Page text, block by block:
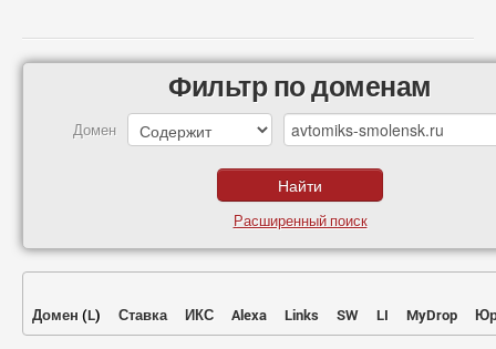
Фильтр по доменам
Домен
Расширенный поиск
Домен (L) Ставка ИКС Alexa Links SW LI MyDrop